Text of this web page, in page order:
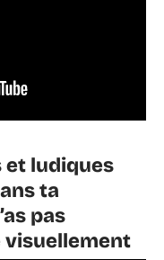
et ludiques
ta
pas
visuellement